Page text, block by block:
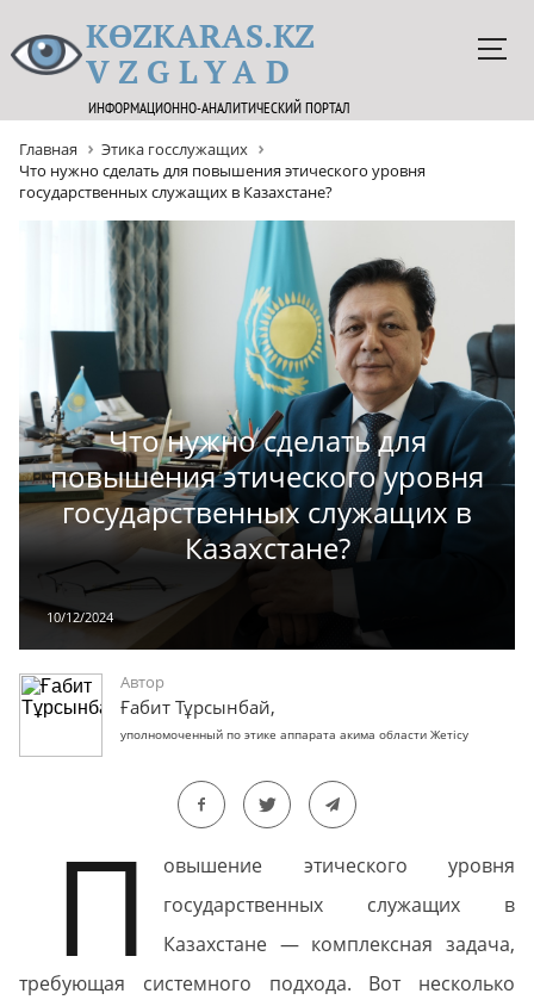
KӨZKARAS.KZ
VZGLYAD
ИНФОРМАЦИОННО-АНАЛИТИЧЕСКИЙ ПОРТАЛ
Главная
Этика госслужащих
Что нужно сделать для повышения этического уровня
государственных служащих в Казахстане?
Что нужно сделать для
повышения этического уровня
государственных служащих в
Казахстане?
10/12/2024
Автор
Ғабит Тұрсынбай,
уполномоченный по этике аппарата акима области Жетісу
П
овышение этического уровня
государственных служащих в
Казахстане — комплексная задача,
требующая системного подхода. Вот несколько